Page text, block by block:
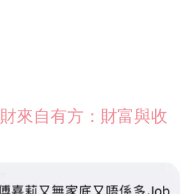
來自有方：財富與收